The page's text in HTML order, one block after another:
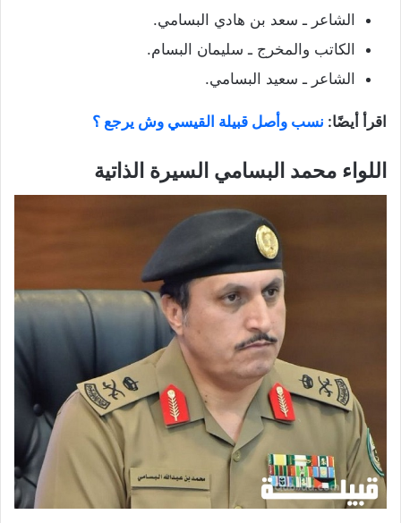
الشاعر ـ سعد بن هادي البسامي.
الكاتب والمخرج ـ سليمان البسام.
الشاعر ـ سعيد البسامي.
اقرأ أيضًا: نسب وأصل قبيلة القيسي وش يرجع ؟
اللواء محمد البسامي السيرة الذاتية